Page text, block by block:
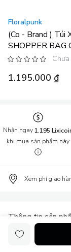
Floralpunk
(Co - Brand )
SHOPPER BAG
1.195.000 ₫
Nhận ngay 1.195
khi mua sản phẩm này
Xem phí giao
Thông tin sản
FLORALPUNK
THUỘC PHIÊN